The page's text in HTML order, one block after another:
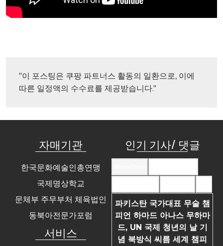
"이 포스팅은 쿠팡 파트너스 활동의 일환으로, 이에
따른 일정액의 수수료를 제공받습니다."
자매기관
한국문화예술인총연맹
국제명상학교
문체부 주무부처 체육법인
동북아전문가포럼
서비스
인기 기사/ 댓글
파키스탄 국가대표 무술 챔
피언 하마드 아나스 무하마
드, UN 국제 청년의 날 기
념 북방식 씨름 세계 챔피